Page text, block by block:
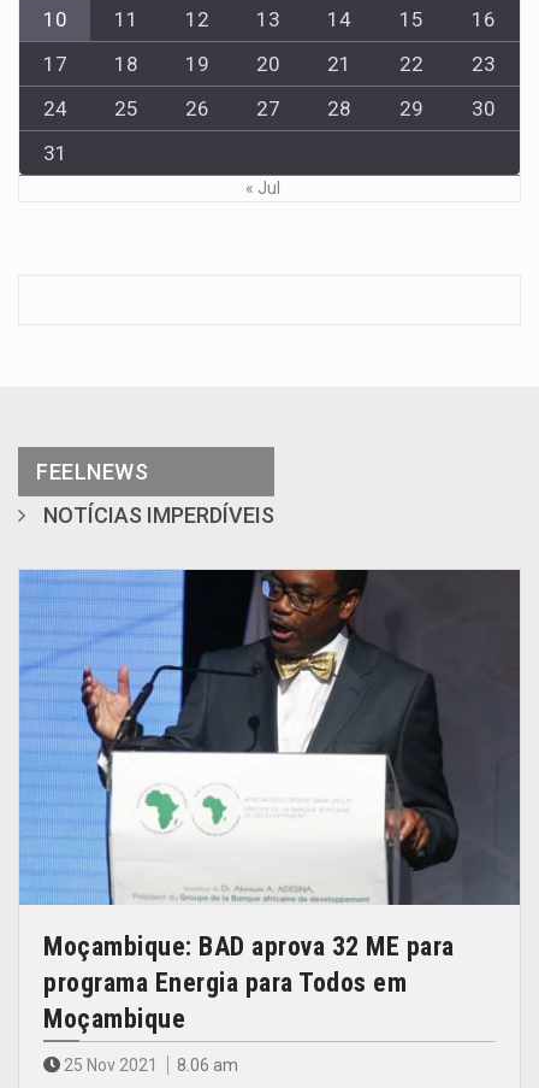
10
11 12 13 14 15
16
17
18 19 20 21 22
23
24
25 26 27 28 29
30
31
« Jul
FEELNEWS
NOTÍCIAS IMPERDÍVEIS
Moçambique: BAD aprova 32 ME para
programa Energia para Todos em
Moçambique
25 Nov 2021 8.06 am